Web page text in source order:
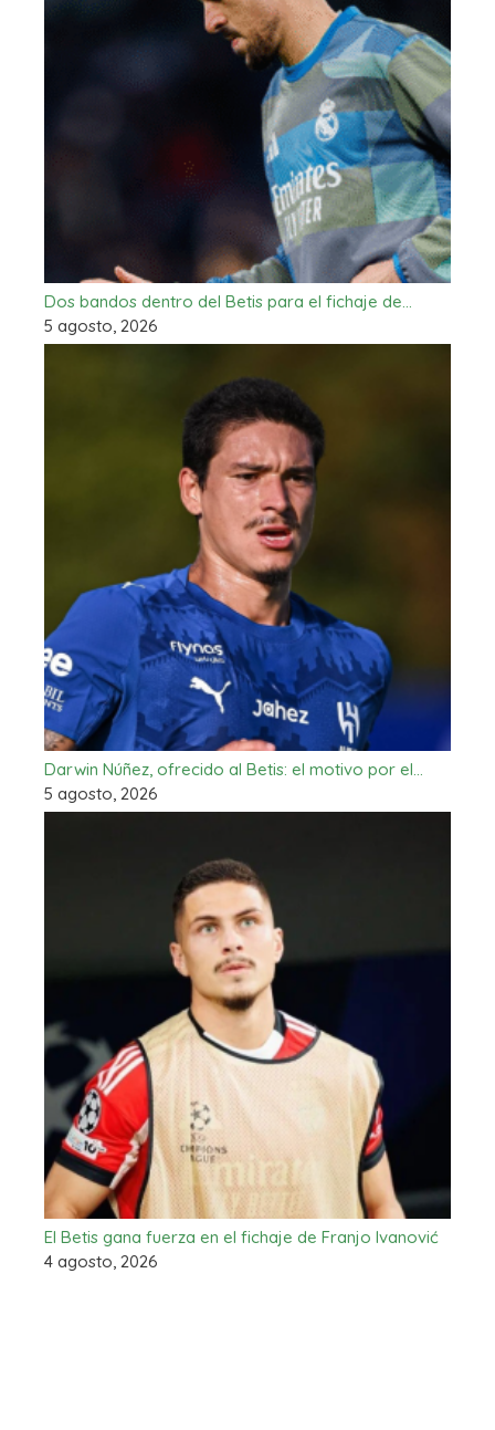
Dos bandos dentro del Betis para el fichaje de…
5 agosto, 2026
Darwin Núñez, ofrecido al Betis: el motivo por el…
5 agosto, 2026
El Betis gana fuerza en el fichaje de Franjo Ivanović
4 agosto, 2026